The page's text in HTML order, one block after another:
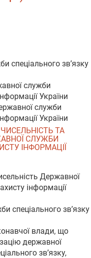
спеціального зв’язку
служби
України
служби
України
ТА
СЛУЖБИ
ІНФОРМАЦІЇ
Державної
інформації
спеціального зв’язку
влади, що
державної
зв’язку,